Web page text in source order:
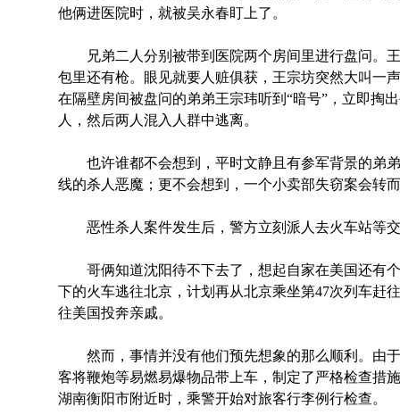
他俩进医院时，就被吴永春盯上了。
兄弟二人分别被带到医院两个房间里进行盘问。王
包里还有枪。眼见就要人赃俱获，王宗坊突然大叫一
在隔壁房间被盘问的弟弟王宗玮听到“暗号”，立即掏
人，然后两人混入人群中逃离。
也许谁都不会想到，平时文静且有参军背景的弟弟
线的杀人恶魔；更不会想到，一个小卖部失窃案会转
恶性杀人案件发生后，警方立刻派人去火车站等交
哥俩知道沈阳待不下去了，想起自家在美国还有个
下的火车逃往北京，计划再从北京乘坐第47次列车赶
往美国投奔亲戚。
然而，事情并没有他们预先想象的那么顺利。由于
客将鞭炮等易燃易爆物品带上车，制定了严格检查措
湖南衡阳市附近时，乘警开始对旅客行李例行检查。